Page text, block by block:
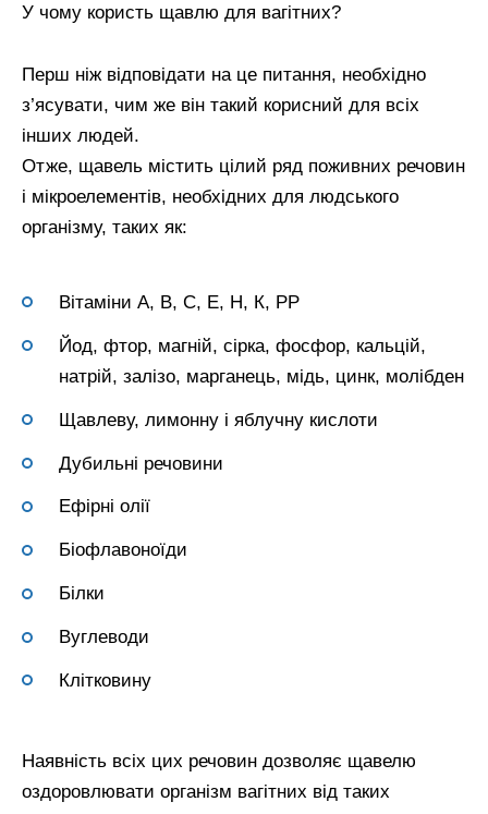
У чому користь щавлю для вагітних?
Перш ніж відповідати на це питання, необхідно
з’ясувати, чим же він такий корисний для всіх
інших людей.
Отже, щавель містить цілий ряд поживних речовин
і мікроелементів, необхідних для людського
організму, таких як:
Вітаміни А, В, С, Е, Н, К, РР
Йод, фтор, магній, сірка, фосфор, кальцій,
натрій, залізо, марганець, мідь, цинк, молібден
Щавлеву, лимонну і яблучну кислоти
Дубильні речовини
Ефірні олії
Біофлавоноїди
Білки
Вуглеводи
Клітковину
Наявність всіх цих речовин дозволяє щавелю
оздоровлювати організм вагітних від таких